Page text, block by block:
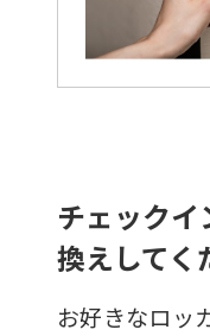
チェック
換えしてく
お好きなロッ